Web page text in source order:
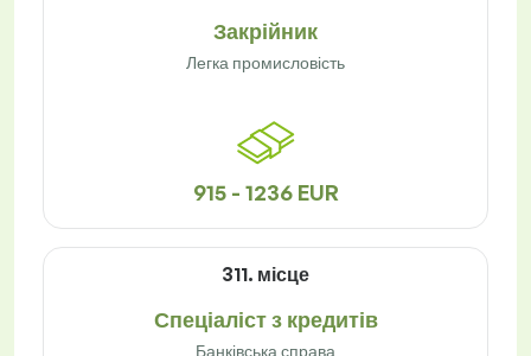
Закрійник
Легка промисловість
915 - 1236 EUR
311. місце
Спеціаліст з кредитів
Банківська справа